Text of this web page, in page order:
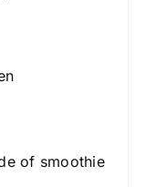
of smoothie